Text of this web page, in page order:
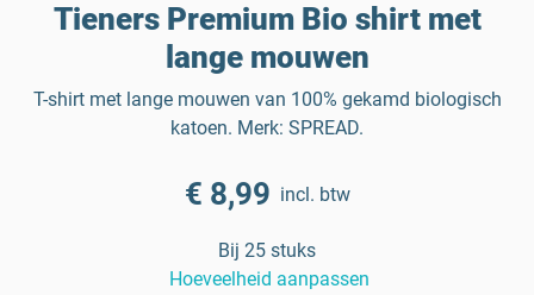
Tieners Premium Bio shirt met
lange mouwen
T-shirt met lange mouwen van 100% gekamd biologisch
katoen. Merk: SPREAD.
€ 8,99 incl. btw
Bij 25 stuks
Hoeveelheid aanpassen